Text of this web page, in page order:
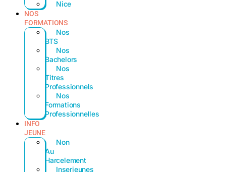
Nice
NOS
FORMATIONS
Nos
BTS
Nos
Bachelors
Nos
Titres
Professionnels
Nos
Formations
Professionnelles
INFO
JEUNE
Non
Au
Harcelement
Inserjeunes